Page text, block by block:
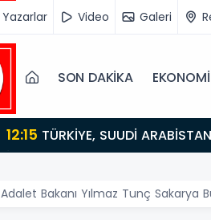
Yazarlar Video Galeri
SON DAKİKA EKONOMİ
12:15
İMZALANDI!
Adalet Bakanı Yılmaz Tunç Sakarya